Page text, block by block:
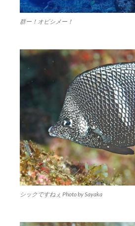
群ー！オビシメー！
シックですねぇ Photo by Sayaka